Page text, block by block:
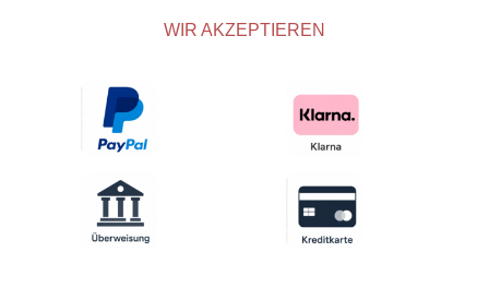
WIR AKZEPTIEREN